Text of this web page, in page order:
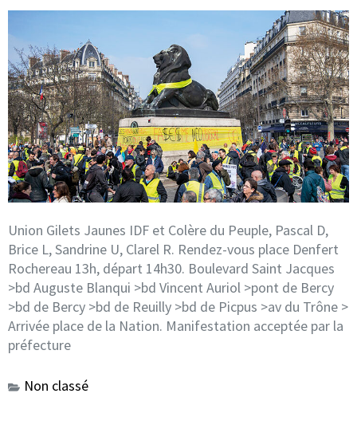
Union Gilets Jaunes IDF et Colère du Peuple, Pascal D,
Brice L, Sandrine U, Clarel R. Rendez-vous place Denfert
Rochereau 13h, départ 14h30. Boulevard Saint Jacques
>bd Auguste Blanqui >bd Vincent Auriol >pont de Bercy
>bd de Bercy >bd de Reuilly >bd de Picpus >av du Trône >
Arrivée place de la Nation. Manifestation acceptée par la
préfecture
Non classé